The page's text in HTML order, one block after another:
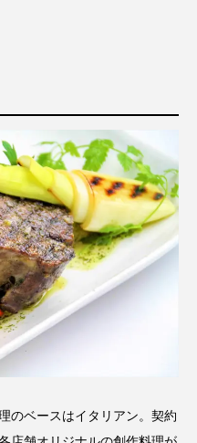
のベースはイタリアン。契約